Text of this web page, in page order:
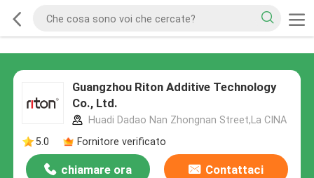
Guangzhou Riton Additive Technology
Co., Ltd.
Huadi Dadao Nan Zhongnan Street,La CINA
5.0
Fornitore verificato
chiamare ora Contattaci